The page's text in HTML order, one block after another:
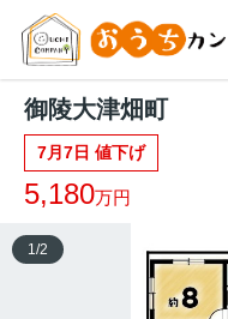
御陵大津畑町
7月7日 値下げ
5,180万円
1 /2